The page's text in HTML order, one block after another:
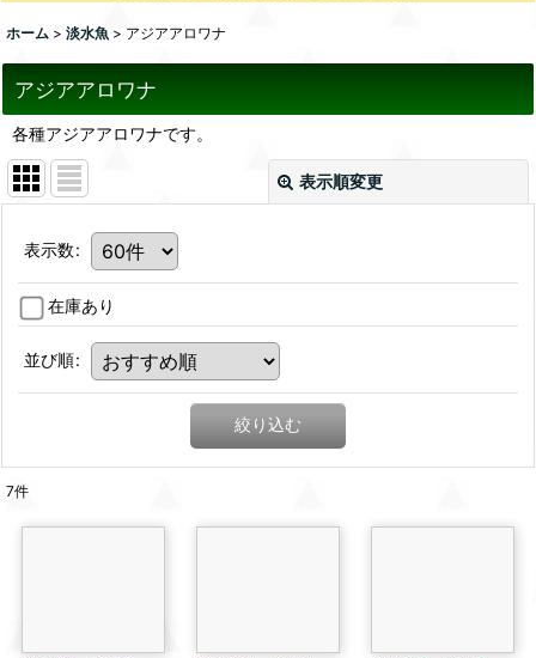
ホーム > 淡水魚 > アジアアロワナ
アジアアロワナ
各種アジアアロワナです。
表示順変更
表示数:
在庫あり
並び順:
絞り込む
7件